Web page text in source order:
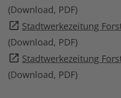
(Download, PDF)
Stadtwerkezeitung
(Download, PDF)
Stadtwerkezeitung
(Download, PDF)